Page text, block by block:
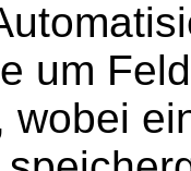
um
wobei